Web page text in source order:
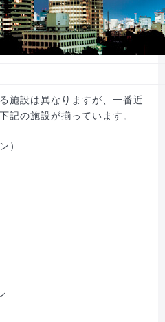
施設は異なりますが、一番近
記の施設が揃っています。
）